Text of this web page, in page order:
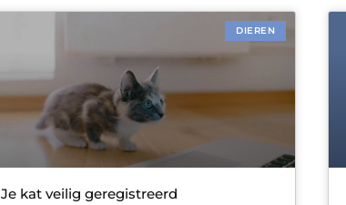
DIEREN
Je kat veilig geregistreerd